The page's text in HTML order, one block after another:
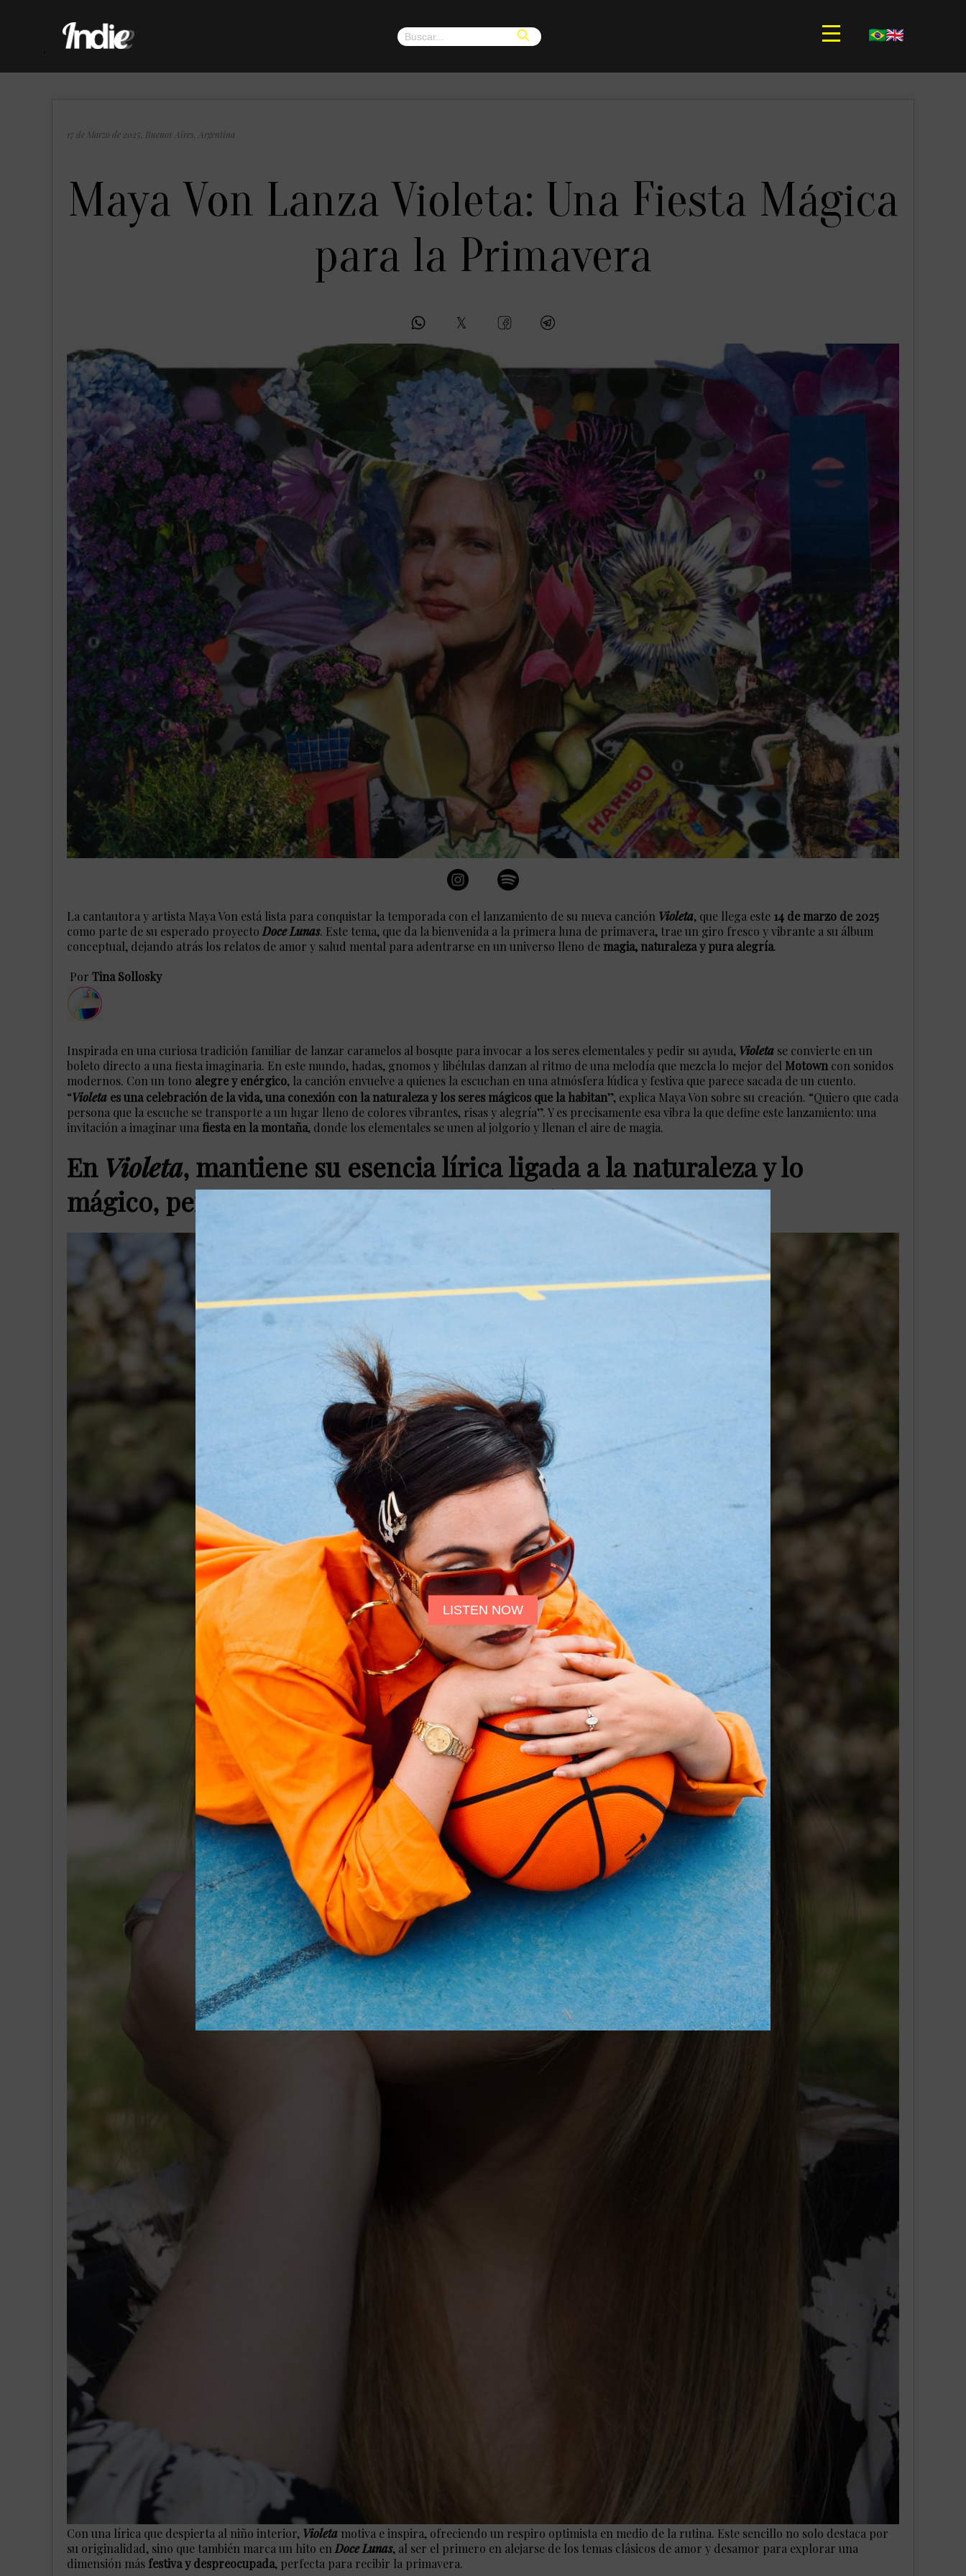
LISTEN NOW
17 de Marzo de 2025, Buenos Aires, Argentina
Maya Von Lanza Violeta: Una Fiesta Mágica
para la Primavera
La cantautora y artista Maya Von está lista para conquistar la temporada con el lanzamiento de su nueva canción Violeta, que llega este 14 de marzo de 2025
como parte de su esperado proyecto Doce Lunas. Este tema, que da la bienvenida a la primera luna de primavera, trae un giro fresco y vibrante a su álbum
conceptual, dejando atrás los relatos de amor y salud mental para adentrarse en un universo lleno de magia, naturaleza y pura alegría.
​Por Tina Sollosky
Inspirada en una curiosa tradición familiar de lanzar caramelos al bosque para invocar a los seres elementales y pedir su ayuda, Violeta se convierte en un
boleto directo a una fiesta imaginaria. En este mundo, hadas, gnomos y libélulas danzan al ritmo de una melodía que mezcla lo mejor del Motowncon sonidos
modernos. Con un tono alegre y enérgico, la canción envuelve a quienes la escuchan en una atmósfera lúdica y festiva que parece sacada de un cuento.
“Violeta es una celebración de la vida, una conexión con la naturaleza y los seres mágicos que la habitan”, explica Maya Von sobre su creación. “Quiero que cada
persona que la escuche se transporte a un lugar lleno de colores vibrantes, risas y alegría”. Y es precisamente esa vibra la que define este lanzamiento: una
invitación a imaginar una fiesta en la montaña, donde los elementales se unen al jolgorio y llenan el aire de magia.
En Violeta, mantiene su esencia lírica ligada a la naturaleza y lo
mágico, pero sube el volumen de la alegría y la frescura.
Con una lírica que despierta al niño interior, Violeta motiva e inspira, ofreciendo un respiro optimista en medio de la rutina. Este sencillo no solo destaca por
su originalidad, sino que también marca un hito enDoce Lunas, al ser el primero en alejarse de los temas clásicos de amor y desamor para explorar una
dimensión más festiva y despreocupada, perfecta para recibir la primavera.